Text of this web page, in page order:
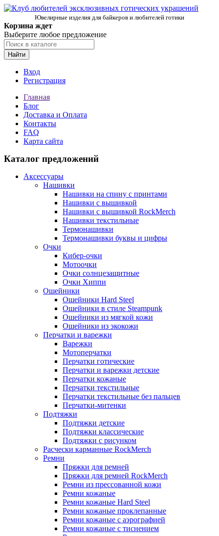
Ювелирные изделия для байкеров и любителей готики
Корзина ждет
Выберите любое предложение
Найти
Вход
Регистрация
Главная
Блог
Доставка и Оплата
Контакты
FAQ
Карта сайта
Каталог предложений
Аксессуары
Нашивки
Нашивки на спину с принтами
Нашивки с вышивкой
Нашивки с вышивкой RockMerch
Нашивки текстильные
Термонашивки
Термонашивки буквы и цифры
Очки
Кибер-очки
Мотоочки
Очки солнцезащитные
Очки Хиппи
Ошейники
Ошейники Hard Steel
Ошейники в стиле Steampunk
Ошейники из мягкой кожи
Ошейники из экокожи
Перчатки и варежки
Варежки
Мотоперчатки
Перчатки готические
Перчатки и варежки детские
Перчатки кожаные
Перчатки текстильные
Перчатки текстильные без пальцев
Перчатки-митенки
Подтяжки
Подтяжки детские
Подтяжки классические
Подтяжки с рисунком
Расчески карманные RockMerch
Ремни
Пряжки для ремней
Пряжки для ремней RockMerch
Ремни из прессованной кожи
Ремни кожаные
Ремни кожаные Hard Steel
Ремни кожаные проклепанные
Ремни кожаные с аэрографией
Ремни кожаные с тиснением